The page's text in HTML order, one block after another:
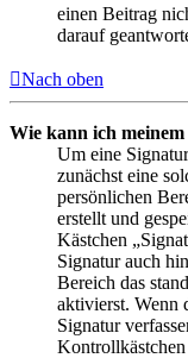
einen Beitrag
darauf
Nach oben
Wie kann ich
Um eine
zunächst eine
persönlichen
erstellt und
Kästchen
Signatur auch
Bereich das
aktivierst. Wenn
Signatur